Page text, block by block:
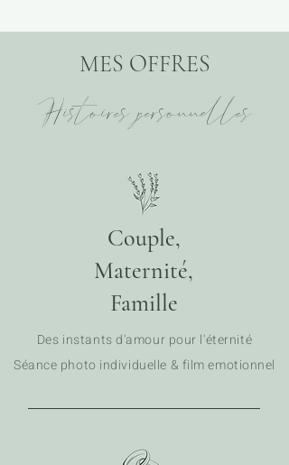
MES OFFRES
Histoires personnelles
Couple,
Maternité,
Famille
Des instants d'amour pour l'éternité
Séance photo individuelle & film emotionnel